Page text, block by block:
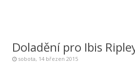
Doladění pro Ibis
sobota, 14 březen 2015